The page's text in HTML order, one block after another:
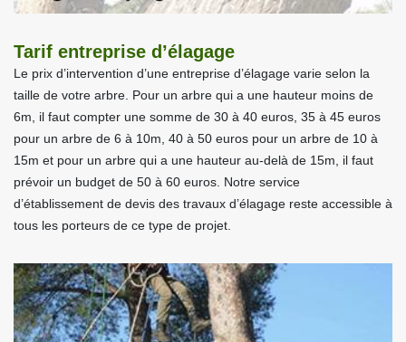
Tarif entreprise d’élagage
Le prix d’intervention d’une entreprise d’élagage varie selon la
taille de votre arbre. Pour un arbre qui a une hauteur moins de
6m, il faut compter une somme de 30 à 40 euros, 35 à 45 euros
pour un arbre de 6 à 10m, 40 à 50 euros pour un arbre de 10 à
15m et pour un arbre qui a une hauteur au-delà de 15m, il faut
prévoir un budget de 50 à 60 euros. Notre service
d’établissement de devis des travaux d’élagage reste accessible à
tous les porteurs de ce type de projet.